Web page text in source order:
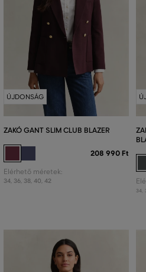
ÚJDONSÁG
ZAKÓ GANT SLIM CLUB BLAZER
208 990 Ft
Elérhető méretek:
34, 36, 38, 40, 42
34